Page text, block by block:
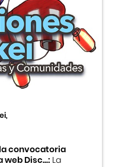
la convocatoria
Disc...:La